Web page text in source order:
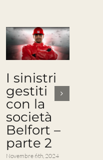
I sinistri
gestiti
con la
società
Belfort –
parte 2
Novembre 6th, 2024